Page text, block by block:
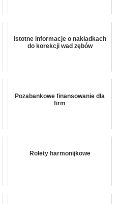
Istotne informacje o nakładkach
do korekcji wad zębów
Pozabankowe finansowanie dla
firm
Rolety harmonijkowe